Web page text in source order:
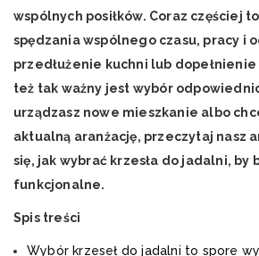
wspólnych posiłków. Coraz częściej
spędzania wspólnego czasu, pracy i
przedłużenie kuchni lub
też tak ważny jest wybór
urządzasz nowe mieszkanie albo
aktualną aranżację, przeczytaj nasz
się, jak wybrać krzesła do jadalni, by
funkcjonalne.
Spis treści
Wybór krzeseł do jadalni to spore